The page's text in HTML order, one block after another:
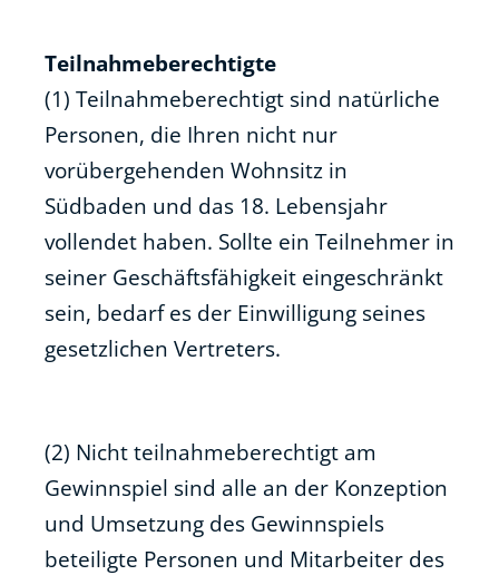
Teilnahmeberechtigte
(1) Teilnahmeberechtigt sind natürliche
Personen, die Ihren nicht nur
vorübergehenden Wohnsitz in
Südbaden und das 18. Lebensjahr
vollendet haben. Sollte ein Teilnehmer in
seiner Geschäftsfähigkeit eingeschränkt
sein, bedarf es der Einwilligung seines
gesetzlichen Vertreters.
(2) Nicht teilnahmeberechtigt am
Gewinnspiel sind alle an der Konzeption
und Umsetzung des Gewinnspiels
beteiligte Personen und Mitarbeiter des